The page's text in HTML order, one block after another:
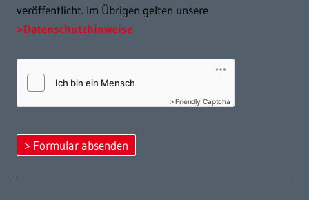
veröffentlicht. Im Übrigen gelten unsere
Datenschutzhinweise
Friendly Captcha